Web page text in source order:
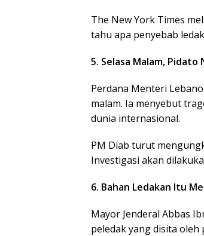
The New York Times
tahu apa penyebab
5. Selasa Malam, Pidato
Perdana Menteri
malam. Ia menyebut
dunia internasional.
PM Diab turut
Investigasi akan
6. Bahan Ledakan Itu
Mayor Jenderal Abbas
peledak yang disita